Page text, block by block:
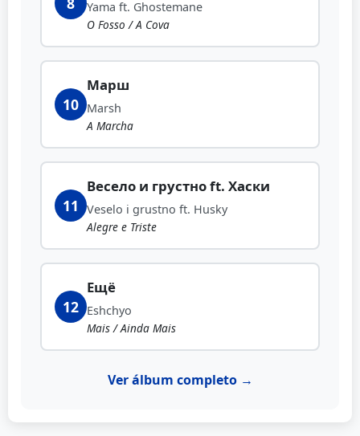
Yama ft. Ghostemane
O Fosso / A Cova
10
Марш
Marsh
A Marcha
11
Весело и грустно ft. Хаски
Veselo i grustno ft. Husky
Alegre e Triste
12
Ещё
Eshchyo
Mais / Ainda Mais
Ver álbum completo →